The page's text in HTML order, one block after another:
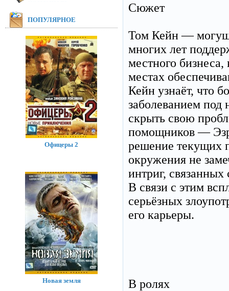
Сюжет
Том Кейн —
многих лет
местного
местах
Кейн узнаёт, что
заболеванием
скрыть свою
помощников —
решение текущих
окружения не
интриг,
В связи с этим
серьёзных
его карьеры.
В ролях
ПОПУЛЯРНОЕ
Офицеры 2
Новая земля